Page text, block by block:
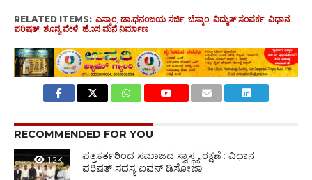
RELATED ITEMS: ಎಸ್ಕಾಂ, ಡಾ.ಧನಂಜಯ ಸರ್ಜಿ, ಬೆಸ್ಕಾಂ, ವಿದ್ಯುತ್ ಸಂಪರ್ಕ, ವಿಧಾನ
ಪರಿಷತ್, ಶೂನ್ಯ ವೇಳೆ, ಹೊಸ ಮನೆ ನಿರ್ಮಾಣ
RECOMMENDED FOR YOU
1.2K
ಪತ್ರಕರ್ತರಿಂದ ಸಮಾಜದ ಸ್ವಾಸ್ಥ್ಯ ರಕ್ಷಣೆ : ವಿಧಾನ
ಪರಿಷತ್ ಸದಸ್ಯ ಐವನ್ ಡಿಸೋಜಾ